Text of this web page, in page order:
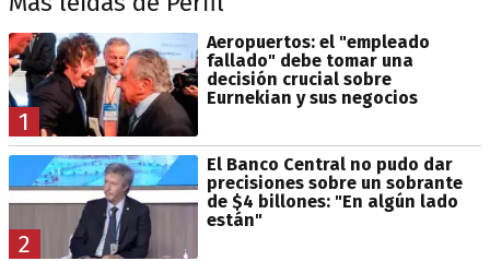
1
Aeropuertos: el "empleado
fallado" debe tomar una
decisión crucial sobre
Eurnekian y sus negocios
2
El Banco Central no pudo dar
precisiones sobre un sobrante
de $4 billones: "En algún lado
están"